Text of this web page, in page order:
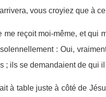
vous croyiez que à
reçoit moi-même, et qui
: Oui,
; ils se demandaient de qui
à table juste à côté de